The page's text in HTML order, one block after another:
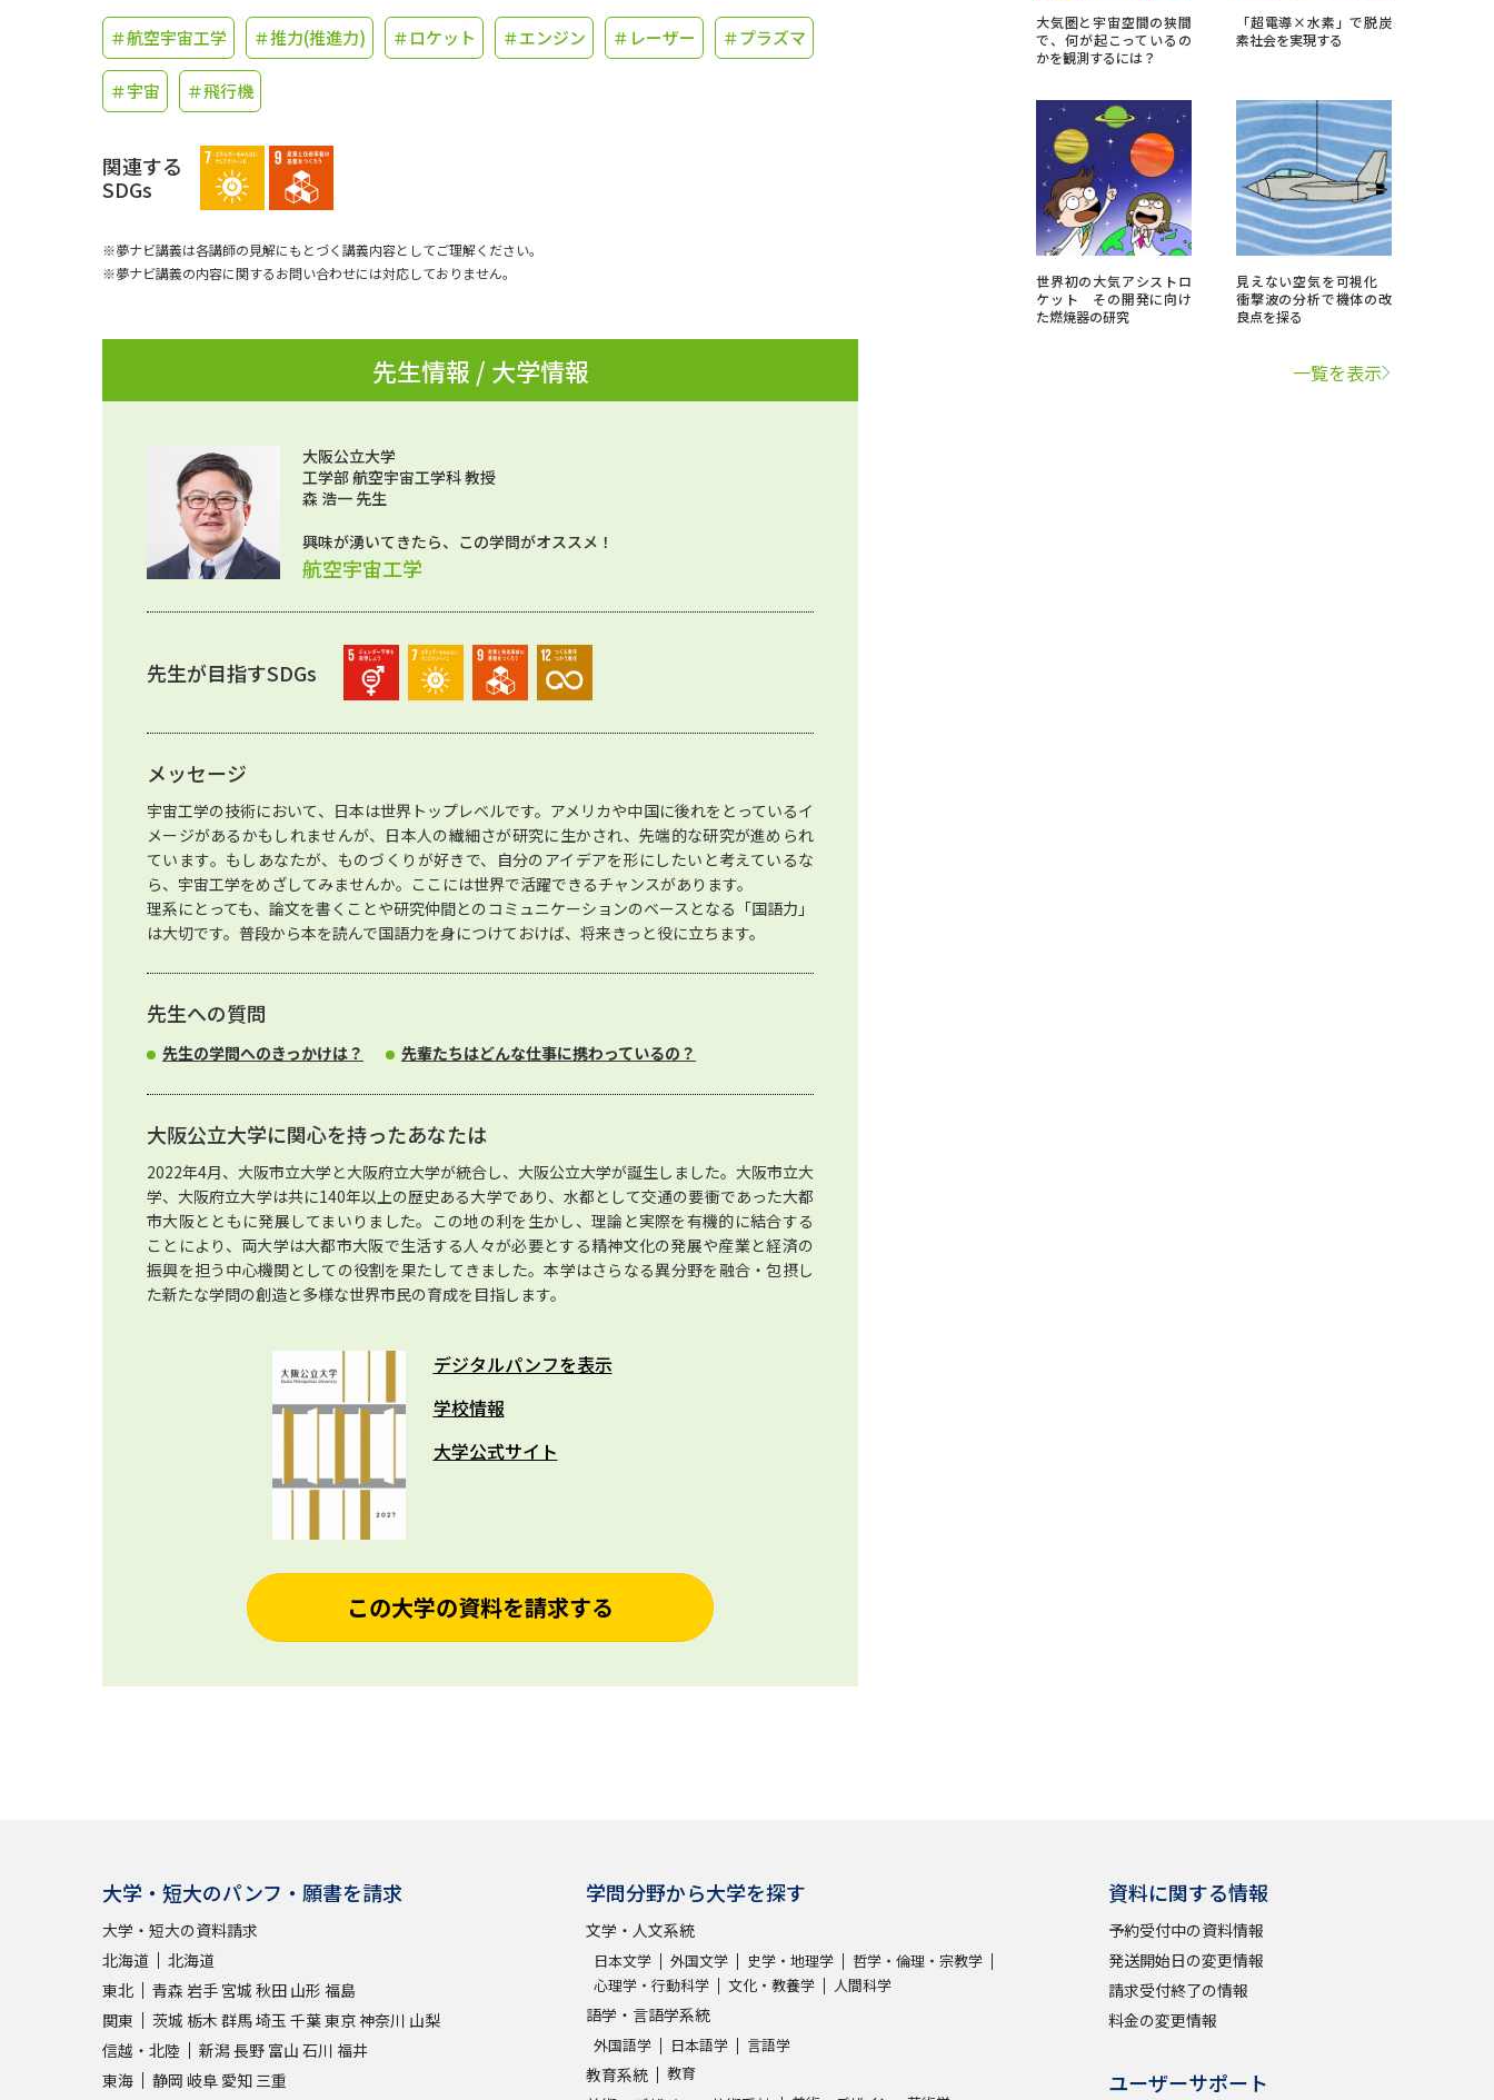
資料の料金のお支払いについて 受付内容・発送状況の確認 テレメール
お支払いサイト
個人情報取扱規定
お問合せ先 テレメール進学カタログ訂正のご案内
＃航空宇宙工学 ＃推力(推進力) ＃ロケット ＃エンジン ＃レーザー ＃プラズマ
＃宇宙 ＃飛行機
関連する
SDGs
※夢ナビ講義は各講師の見解にもとづく講義内容としてご理解ください。
※夢ナビ講義の内容に関するお問い合わせには対応しておりません。
先生情報 / 大学情報
大阪公立大学
工学部 航空宇宙工学科 教授
森 浩一 先生
興味が湧いてきたら、この学問がオススメ！
航空宇宙工学
先生が目指すSDGs
メッセージ
宇宙工学の技術において、日本は世界トップレベルです。アメリカや中国に後れをとっているイ
メージがあるかもしれませんが、日本人の繊細さが研究に生かされ、先端的な研究が進められ
ています。もしあなたが、ものづくりが好きで、自分のアイデアを形にしたいと考えているな
ら、宇宙工学をめざしてみませんか。ここには世界で活躍できるチャンスがあります。
理系にとっても、論文を書くことや研究仲間とのコミュニケーションのベースとなる「国語力」
は大切です。普段から本を読んで国語力を身につけておけば、将来きっと役に立ちます。
先生への質問
先生の学問へのきっかけは？ 先輩たちはどんな仕事に携わっているの？
大阪公立大学に関心を持ったあなたは
2022年4月、大阪市立大学と大阪府立大学が統合し、大阪公立大学が誕生しました。大阪市立大
学、大阪府立大学は共に140年以上の歴史ある大学であり、水都として交通の要衝であった大都
市大阪とともに発展してまいりました。この地の利を生かし、理論と実際を有機的に結合する
ことにより、両大学は大都市大阪で生活する人々が必要とする精神文化の発展や産業と経済の
振興を担う中心機関としての役割を果たしてきました。本学はさらなる異分野を融合・包摂し
た新たな学問の創造と多様な世界市民の育成を目指します。
デジタルパンフを表示
学校情報
大学公式サイト
この大学の資料を請求する
大気圏と宇宙空間の狭間
で、何が起こっているの
かを観測するには？
「超電導×水素」で脱炭
素社会を実現する
世界初の大気アシストロ
ケット その開発に向け
た燃焼器の研究
見えない空気を可視化
衝撃波の分析で機体の改
良点を探る
一覧を表示
大学・短大のパンフ・願書を請求
大学・短大の資料請求
北海道
北海道
東北
青森 岩手 宮城 秋田 山形 福島
関東
茨城 栃木 群馬埼玉 千葉東京神奈川 山梨
信越・北陸
新潟長野 富山 石川 福井
東海
静岡 岐阜 愛知 三重
学問分野から大学を探す
文学・人文系統
日本文学 外国文学 史学・地理学
哲学・倫理・宗教学
心理学・行動科学
文化・教養学 人間科学
語学・言語学系統
外国語学 日本語学 言語学
教育系統 教育
資料に関する情報
予約受付中の資料情報
発送開始日の変更情報
請求受付終了の情報
料金の変更情報
ユーザーサポート